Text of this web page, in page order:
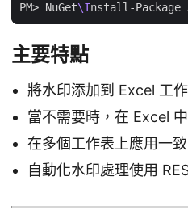
PM> NuGet\I
主要特點
將水印添加到 Excel 工
當不需要時，在 Excel
在多個工作表上應用一致
自動化水印處理使用